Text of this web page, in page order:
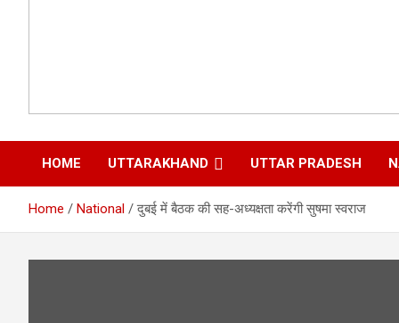
HOME UTTARAKHAND UTTAR PRADESH
Home National दुबई में बैठक की सह-अध्यक्षता करेंगी सुषमा स्वराज